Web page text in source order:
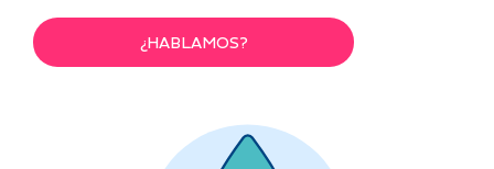
¿HABLAMOS?